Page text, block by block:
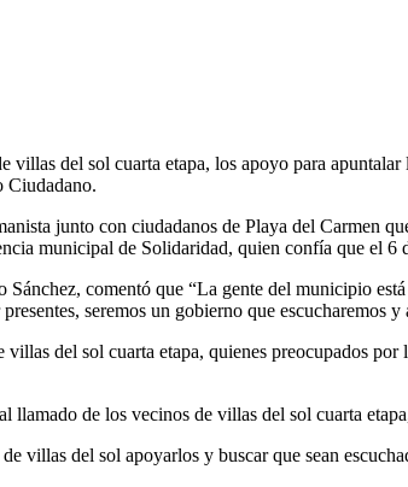
villas del sol cuarta etapa, los apoyo para
Ciudadano.
junto con ciudadanos de Playa del Carmen
municipal de Solidaridad, quien confía que el 6
comentó que “La gente del municipio
seremos un gobierno que escucharemos y
del sol cuarta etapa, quienes preocupados
de los vecinos de villas del sol cuarta
villas del sol apoyarlos y buscar que sean